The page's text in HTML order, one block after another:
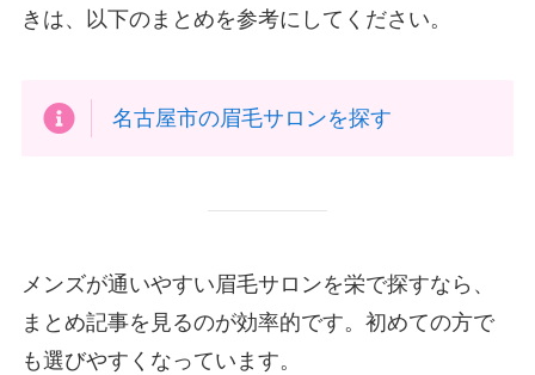
きは、以下のまとめを参考にしてください。
名古屋市の眉毛サロンを探す
メンズが通いやすい眉毛サロンを栄で探すなら、
まとめ記事を見るのが効率的です。初めての方で
も選びやすくなっています。